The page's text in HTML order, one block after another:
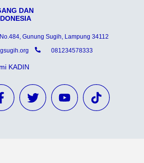
DAN
Gunung Sugih, Lampung 34112
081234578333
KADIN